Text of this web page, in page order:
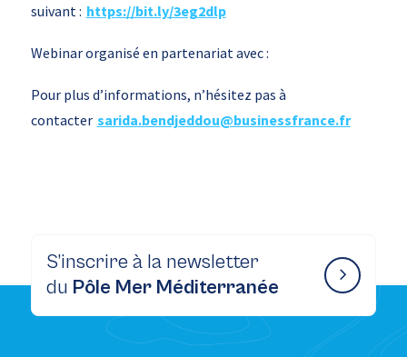
suivant : https://bit.ly/3eg2dlp
Webinar organisé en partenariat avec :
Pour plus d’informations, n’hésitez pas à
contacter sarida.bendjeddou@businessfrance.fr
S’inscrire à la newsletter
du Pôle Mer Méditerranée